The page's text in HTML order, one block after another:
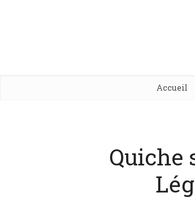
Accueil
Quiche